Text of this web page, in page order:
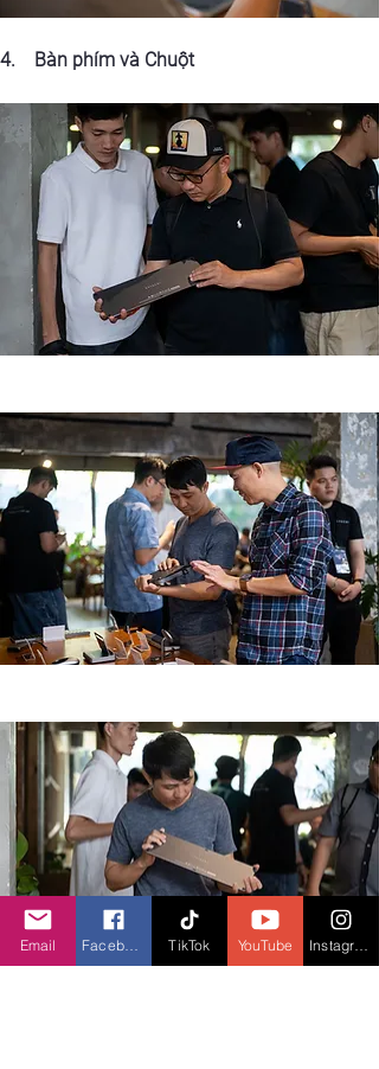
4.    Bàn phím và Chuột
Email TikTok YouTube